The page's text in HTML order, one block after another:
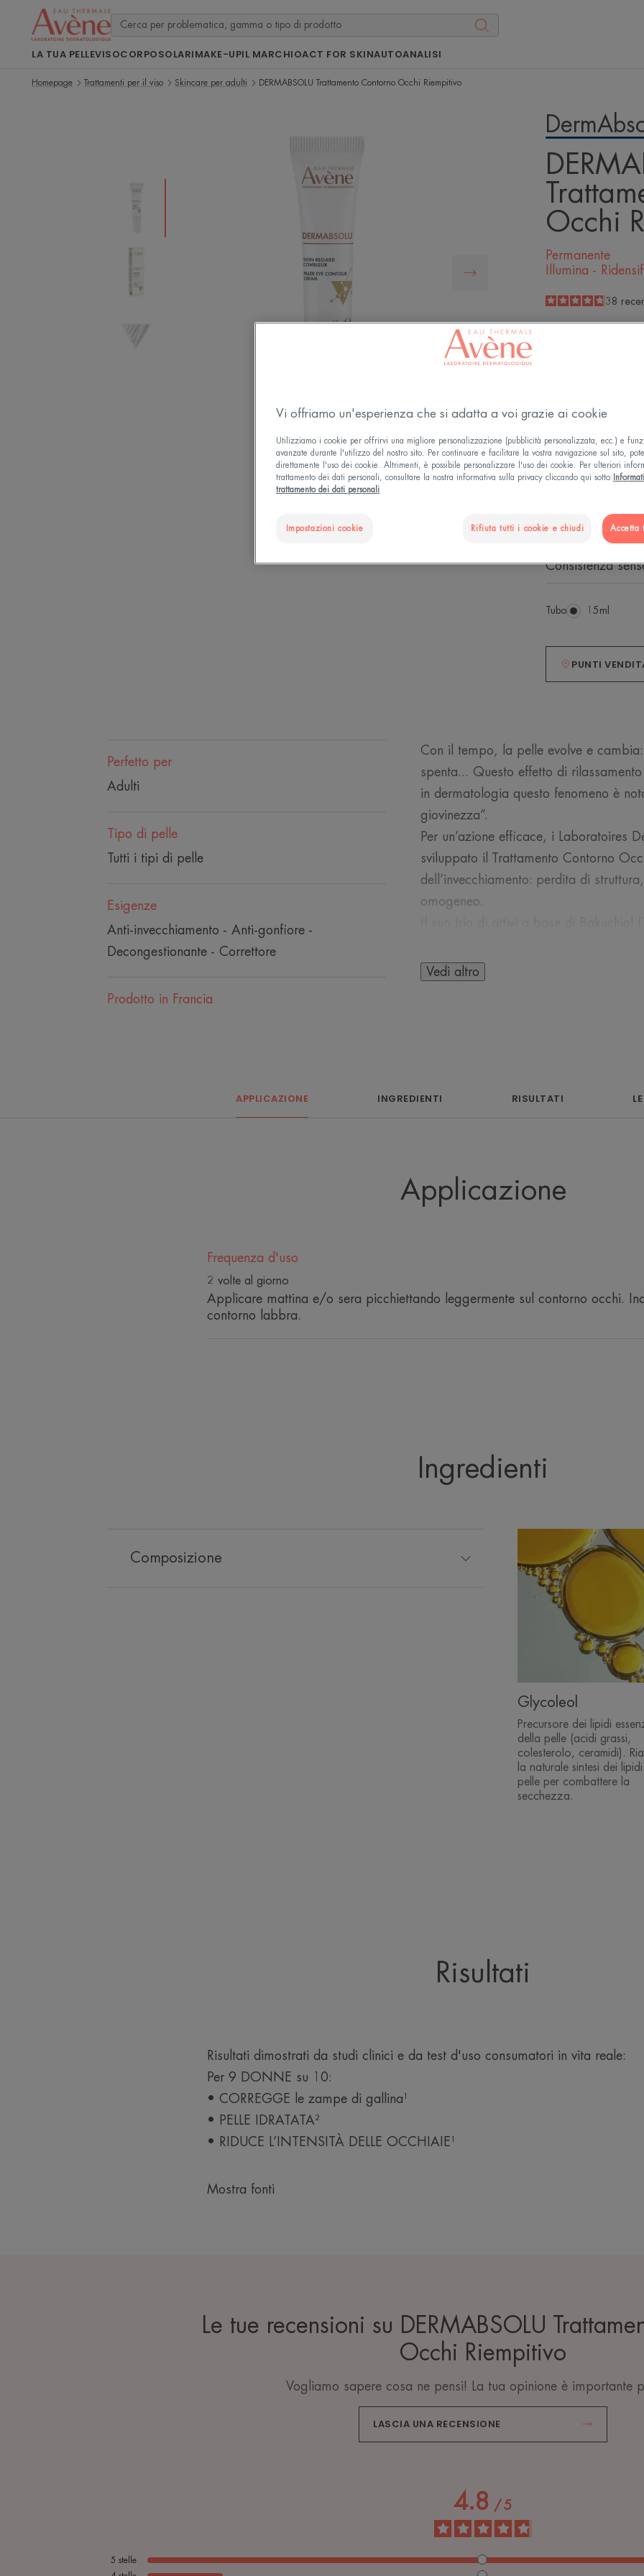
LA TUA PELLEVISOCORPOSOLARIMAKE-UPIL MARCHIOACT FOR SKINAUTOANALISI
Homepage Trattamenti per il viso Skincare per adulti DERMABSOLU Trattamento Contorno Occhi Riempitivo
Occhi
Permanente
Illumina -
4.8
/
5
38
Trattamento
TRIO di attivi
attivo tanto
tollerabilità.
ridensificare la
AIUTA A
GIOVINEZZA".
Ridensifica la
cellulare degli
Risultati
Consistenza
Tubo Tubo
15ml
PUNTI
Perfetto per
Adulti
Tipo di pelle
Tutti i tipi di pelle
Esigenze
Anti-invecchiamento - Anti-gonfiore -
Decongestionante - Correttore
Prodotto in Francia
Con il tempo, la pelle evolve e
spenta... Questo effetto di
in dermatologia questo fenomeno è
giovinezza”.
Per un’azione efficace, i Laboratoires
sviluppato il Trattamento Contorno
dell’invecchiamento: perdita di
omogeneo.
INTENSAMENTE la pelle sensibile
Testata su pelle sensibile, questa
Risultati dimostrati da studi clinici e da
Vedi altro
APPLICAZIONE INGREDIENTI RISULTATI
Applicazione
Frequenza d'uso
2 volte al giorno
Applicare mattina e/o sera picchiettando leggermente sul contorno occhi.
contorno labbra.
Ingredienti
Composizione
Glycoleol
Precursore dei lipidi
della pelle (acidi grassi,
colesterolo, ceramidi).
la naturale sintesi dei
pelle per combattere la
secchezza.
Risultati
Risultati dimostrati da studi clinici e da test d'uso consumatori in vita reale:
Per 9 DONNE su 10:
• CORREGGE le zampe di gallina¹
• PELLE IDRATATA²
• RIDUCE L’INTENSITÀ DELLE OCCHIAIE¹
Mostra fonti
Le tue recensioni su DERMABSOLU
Occhi Riempitivo
Vogliamo sapere cosa ne pensi! La tua opinione è importante
LASCIA UNA RECENSIONE
4.8 /5
5 stelle
Vi offriamo un'esperienza che si adatta a voi grazie ai cookie
Utilizziamo i cookie per offrirvi una migliore personalizzazione (pubblicità personalizzata, ecc.) e
avanzate durante l'utilizzo del nostro sito. Per continuare e facilitare la vostra navigazione sul sito,
direttamente l'uso dei cookie. Altrimenti, è possibile personalizzare l'uso dei cookie. Per ulteriori
trattamento dei dati personali, consultare la nostra informativa sulla privacy cliccando qui sotto:
trattamento dei dati personali
Impostazioni cookie Rifiuta tutti i cookie e chiudi Accetta